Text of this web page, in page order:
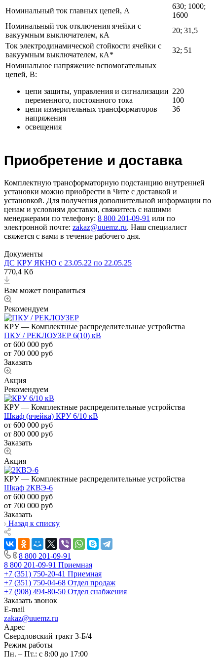
Номинальный ток главных цепей, А
630; 1000;
1600
Номинальный ток отключения ячейки с
вакуумным выключателем, кА
20; 31,5
Ток электродинамической стойкости ячейки с
вакуумным выключателем, кА*
32; 51
Номинальное напряжение вспомогательных
цепей, В:
цепи защиты, управления и сигнализации
переменного, постоянного тока
цепи измерительных трансформаторов
напряжения
освещения
220
100
36
Приобретение и доставка
Комплектную трансформаторную подстанцию внутренней
установки можно приобрести в Чите с доставкой и
установкой. Для получения дополнительной информации по
ценам и условиям доставки, свяжитесь с нашими
менеджерами по телефону: 8 800 201-09-91 или по
электронной почте: zakaz@uuemz.ru. Наш специалист
свяжется с вами в течение рабочего дня.
Документы
ДС КРУ ЯКНО с 23.05.22 по 22.05.25
770,4 Кб
Вам может понравиться
Рекомендуем
КРУ — Комплектные распределительные устройства
ПКУ / РЕКЛОУЗЕР 6(10) кВ
от 600 000 руб
от 700 000 руб
Заказать
Акция
Рекомендуем
КРУ — Комплектные распределительные устройства
Шкаф (ячейка) КРУ 6/10 кВ
от 600 000 руб
от 800 000 руб
Заказать
Акция
КРУ — Комплектные распределительные устройства
Шкаф 2КВЭ-6
от 600 000 руб
от 700 000 руб
Заказать
Назад к списку
8 800 201-09-91
8 800 201-09-91 Приемная
+7 (351) 750-20-41 Приемная
+7 (351) 750-04-68 Отдел продаж
+7 (908) 494-80-50 Отдел снабжения
Заказать звонок
E-mail
zakaz@uuemz.ru
Адрес
Свердловский тракт 3-Б/4
Режим работы
Пн. – Пт.: с 8:00 до 17:00